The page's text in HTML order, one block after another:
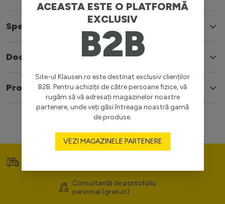
Specificatii
Documente
Produse similare
ACEASTA ESTE O PLATFORMĂ
EXCLUSIV
B2B
Site-ul Klausen.ro este destinat exclusiv clienților
B2B. Pentru achiziții de către persoane fizice, vă
rugăm să vă adresați magazinelor noastre
partenere, unde veți găsi întreaga noastră gamă
de produse.
VEZI MAGAZINELE PARTENERE
Consultanță de portofoliu
personal (gratuit)